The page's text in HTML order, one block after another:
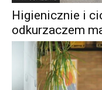
Higienicznie i
odkurzaczem